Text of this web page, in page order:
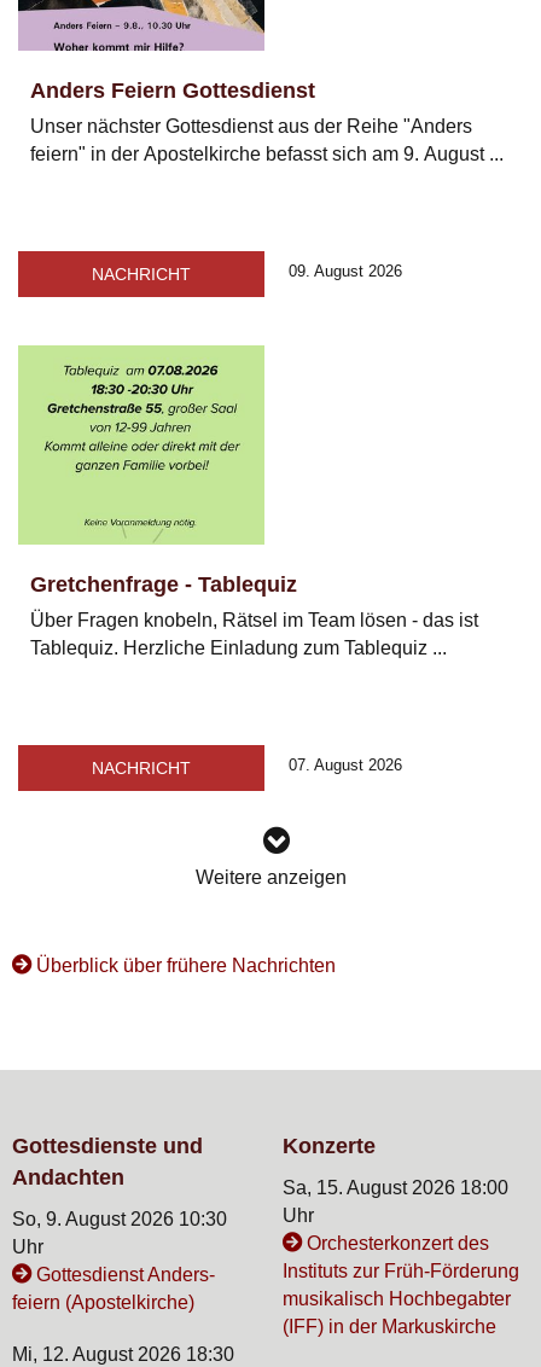
Anders Feiern Gottesdienst
Unser nächster Gottesdienst aus der Reihe "Anders
feiern" in der Apostelkirche befasst sich am 9. August ...
NACHRICHT 09. August 2026
Gretchenfrage - Tablequiz
Über Fragen knobeln, Rätsel im Team lösen - das ist
Tablequiz. Herzliche Einladung zum Tablequiz ...
NACHRICHT 07. August 2026
Weitere anzeigen
Überblick über frühere Nachrichten
Gottesdienste und
Andachten
So, 9. August 2026 10:30
Uhr
Gottesdienst Anders-
feiern (Apostelkirche)
Mi, 12. August 2026 18:30
Konzerte
Sa, 15. August 2026 18:00
Uhr
Orchesterkonzert des
Instituts zur Früh-Förderung
musikalisch Hochbegabter
(IFF) in der Markuskirche